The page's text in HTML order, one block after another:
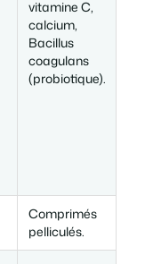
vitamine C,
calcium,
Bacillus
coagulans
(probiotique).
Comprimés
pelliculés.